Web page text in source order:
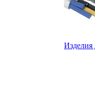
Изделия